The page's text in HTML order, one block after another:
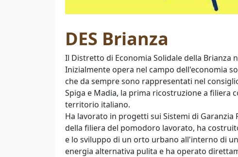
DES Brianza
Il Distretto di Economia Solidale della Brianza
Inizialmente opera nel campo dell'economia
che da sempre sono rappresentati nel
Spiga e Madia, la prima ricostruzione a filiera
territorio italiano.
Ha lavorato in progetti sui Sistemi di
della filiera del pomodoro lavorato, ha
e lo sviluppo di un orto urbano all'interno di
energia alternativa pulita e ha operato